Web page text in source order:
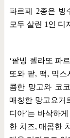
파르페 2종은 빙
모두 살린 1 인 디
‘팥빙 젤라또 파르
또와 팥, 떡, 믹스
콤한 망고와 코
매칭한 망고요거
디아’는 바삭하
한 치즈, 매콤한